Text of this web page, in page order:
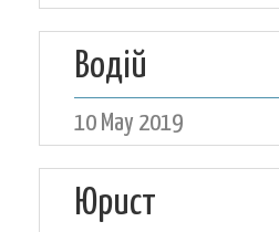
Водій
10 May 2019
Юрист